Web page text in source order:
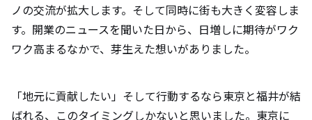
福井県の魅力について教えて下さい。（自
然やグルメ、オススメスポットなど）
いします。
ノの交流が拡大します。そして同時に街も大きく変容しま
す。開業のニュースを聞いた日から、日増しに期待がワク
ワク高まるなかで、芽生えた想いがありました。
「地元に貢献したい」そして行動するなら東京と福井が結
ばれる、このタイミングしかないと思いました。東京に